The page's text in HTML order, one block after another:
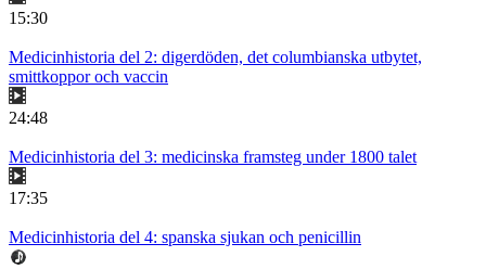
15:30
Medicinhistoria del 2: digerdöden, det columbianska utbytet,
smittkoppor och vaccin
24:48
Medicinhistoria del 3: medicinska framsteg under 1800 talet
17:35
Medicinhistoria del 4: spanska sjukan och penicillin